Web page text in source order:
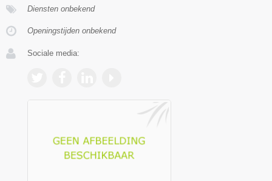
Diensten onbekend
Openingstijden onbekend
Sociale media: